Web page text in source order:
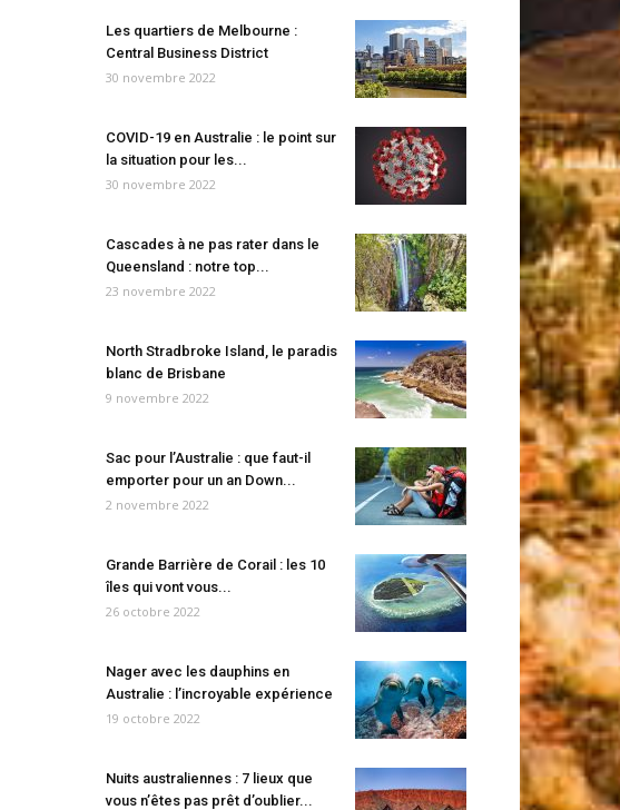
Les quartiers de Melbourne :
Central Business District
30 novembre 2022
COVID-19 en Australie : le point sur
la situation pour les...
30 novembre 2022
Cascades à ne pas rater dans le
Queensland : notre top...
23 novembre 2022
North Stradbroke Island, le paradis
blanc de Brisbane
9 novembre 2022
Sac pour l’Australie : que faut-il
emporter pour un an Down...
2 novembre 2022
Grande Barrière de Corail : les 10
îles qui vont vous...
26 octobre 2022
Nager avec les dauphins en
Australie : l’incroyable expérience
19 octobre 2022
Nuits australiennes : 7 lieux que
vous n’êtes pas prêt d’oublier...